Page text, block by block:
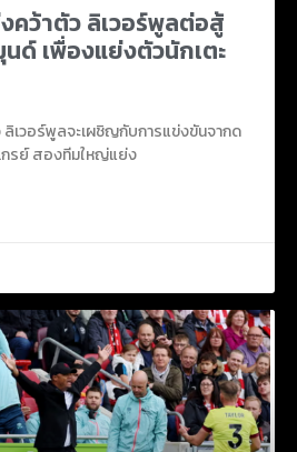
ว้าตัว ลิเวอร์พูลต่อสู้
ด์ เพื่องแย่งตัวนักเตะ
เวอร์พูลจะเผชิญกับการแข่งขันจากด
กรย์ สองทีมใหญ่แย่ง